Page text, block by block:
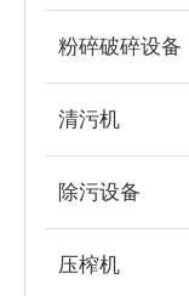
粉碎破碎设备
清污机
除污设备
压榨机